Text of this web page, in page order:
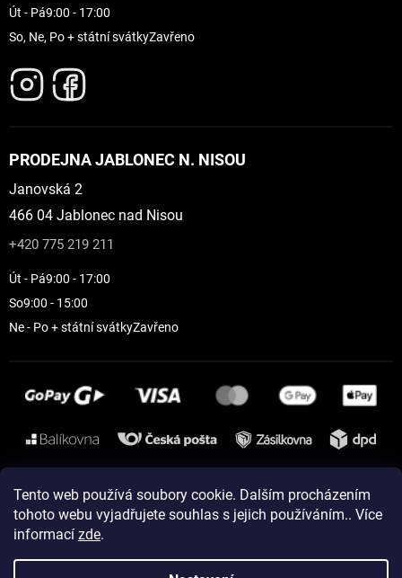
Tento web používá soubory cookie. Dalším procházením
tohoto webu vyjadřujete souhlas s jejich používáním.. Více
informací zde.
Út - Pá9:00 - 17:00
So, Ne, Po + státní svátkyZavřeno
PRODEJNA JABLONEC N. NISOU
Janovská 2
466 04 Jablonec nad Nisou
+420 775 219 211
Út - Pá9:00 - 17:00
So9:00 - 15:00
Ne - Po + státní svátkyZavřeno
Instagram
Vytvořil Shoptet